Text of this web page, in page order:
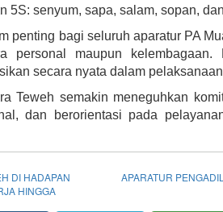
5S: senyum, sapa, salam, sopan,
penting bagi seluruh aparatur PA
personal maupun kelembagaan.
secara nyata dalam
Teweh semakin meneguhkan
dan berorientasi pada
DI HADAPAN
HINGGA
APARATUR